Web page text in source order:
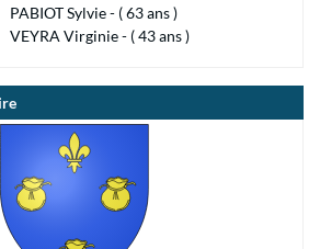
PABIOT Sylvie - ( 63 ans )
VEYRA Virginie - ( 43 ans )